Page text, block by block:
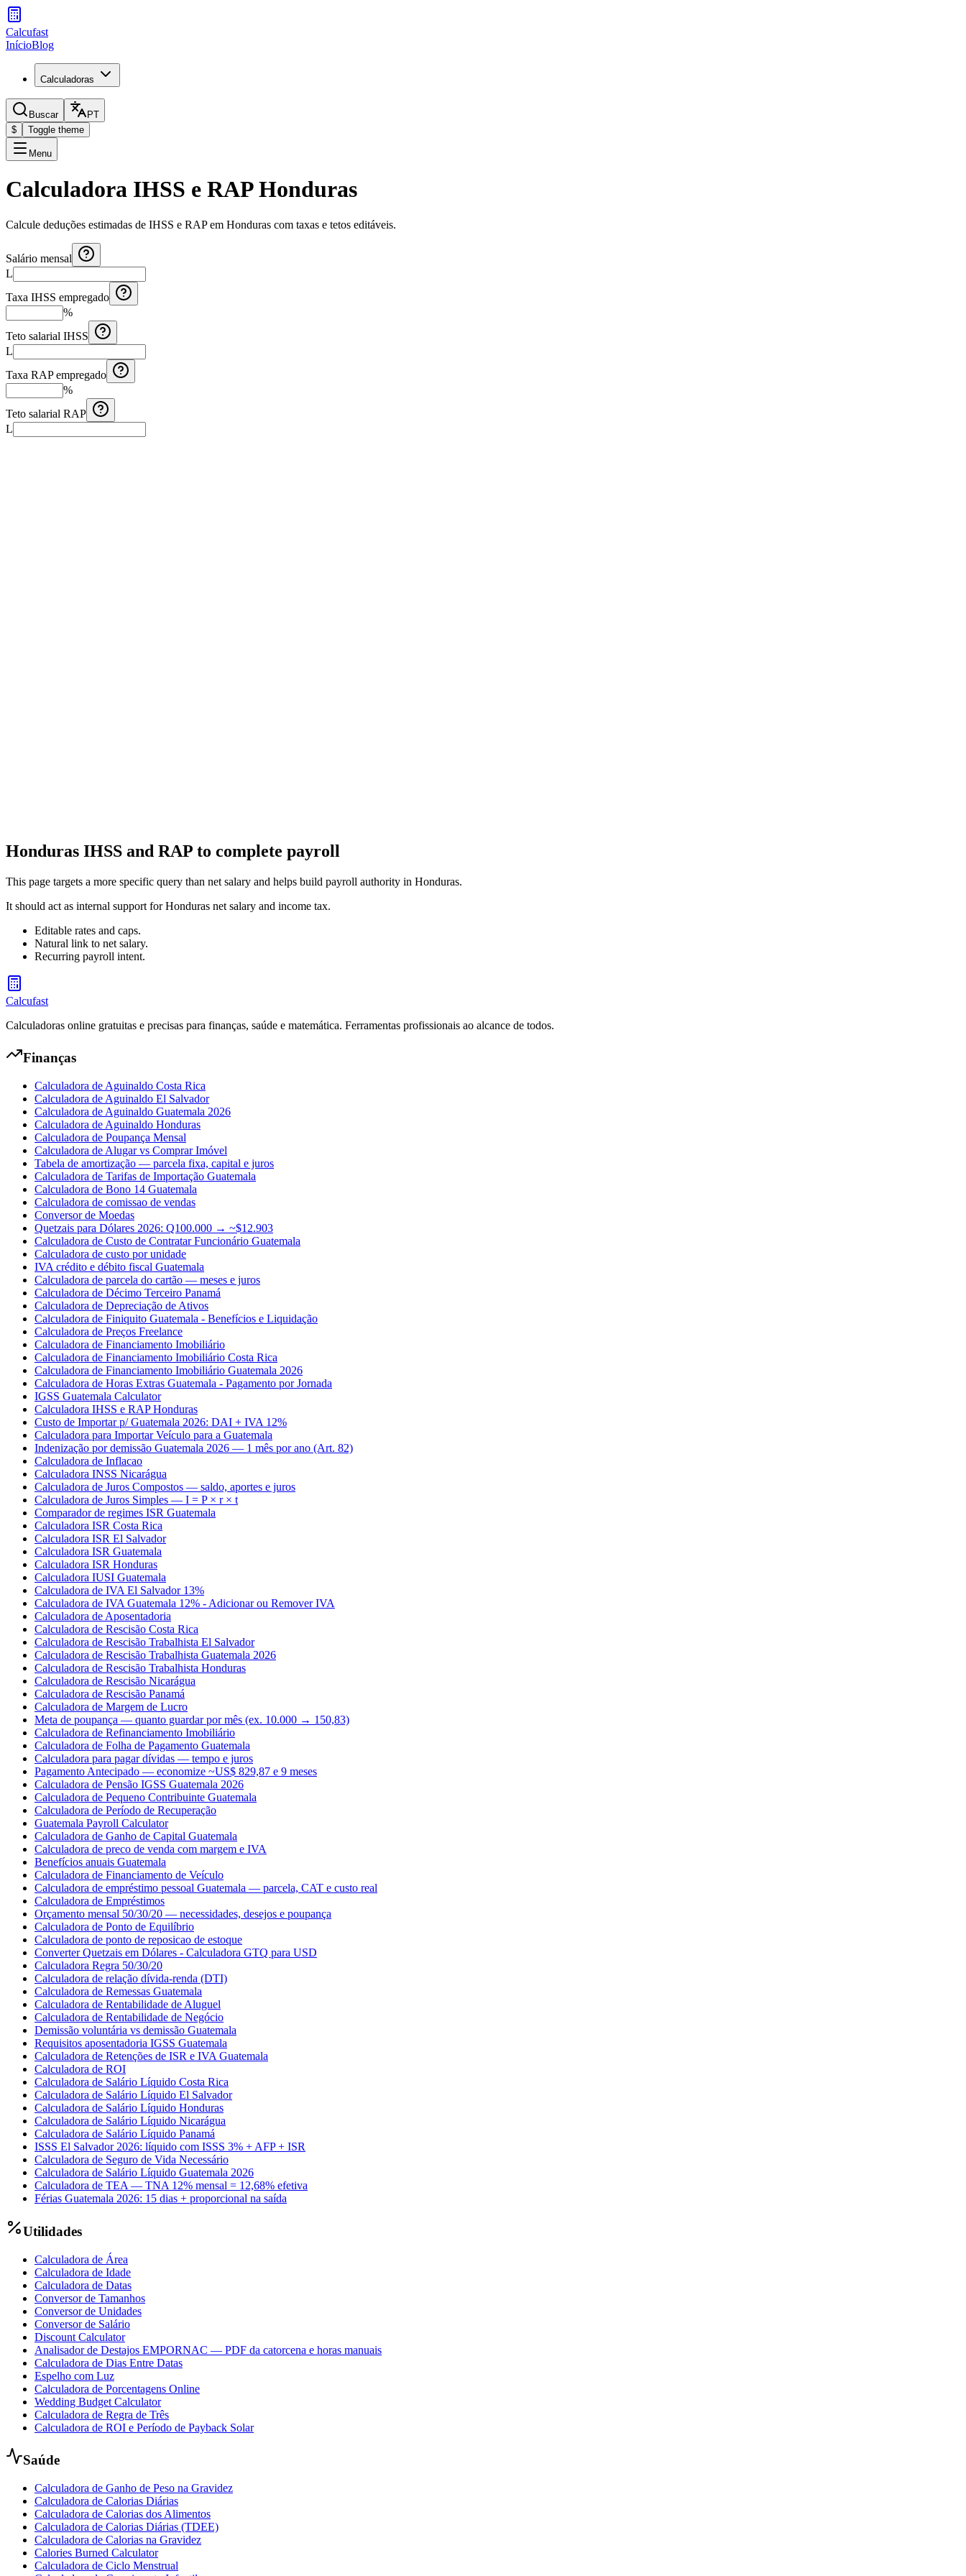
Calcufast
InícioBlog
Calculadoras
Buscar
PT
$
Toggle theme
Menu
Calculadora IHSS e RAP Honduras
Calcule deduções estimadas de IHSS e RAP em Honduras com taxas e tetos editáveis.
Salário mensal
L
Taxa IHSS empregado
%
Teto salarial IHSS
L
Taxa RAP empregado
%
Teto salarial RAP
L
Calcule seu aguinaldo (13º salário) conforme a lei trabalhista da Guatemala
Honduras IHSS and RAP to complete payroll
This page targets a more specific query than net salary and helps build payroll authority in Honduras.
It should act as internal support for Honduras net salary and income tax.
Editable rates and caps.
Natural link to net salary.
Recurring payroll intent.
Calcufast
Calculadoras online gratuitas e precisas para finanças, saúde e matemática. Ferramentas profissionais ao alcance de todos.
Finanças
Calculadora de Aguinaldo Costa Rica
Calculadora de Aguinaldo El Salvador
Calculadora de Aguinaldo Guatemala 2026
Calculadora de Aguinaldo Honduras
Calculadora de Poupança Mensal
Calculadora de Alugar vs Comprar Imóvel
Tabela de amortização — parcela fixa, capital e juros
Calculadora de Tarifas de Importação Guatemala
Calculadora de Bono 14 Guatemala
Calculadora de comissao de vendas
Conversor de Moedas
Quetzais para Dólares 2026: Q100.000 → ~$12.903
Calculadora de Custo de Contratar Funcionário Guatemala
Calculadora de custo por unidade
IVA crédito e débito fiscal Guatemala
Calculadora de parcela do cartão — meses e juros
Calculadora de Décimo Terceiro Panamá
Calculadora de Depreciação de Ativos
Calculadora de Finiquito Guatemala - Benefícios e Liquidação
Calculadora de Preços Freelance
Calculadora de Financiamento Imobiliário
Calculadora de Financiamento Imobiliário Costa Rica
Calculadora de Financiamento Imobiliário Guatemala 2026
Calculadora de Horas Extras Guatemala - Pagamento por Jornada
IGSS Guatemala Calculator
Calculadora IHSS e RAP Honduras
Custo de Importar p/ Guatemala 2026: DAI + IVA 12%
Calculadora para Importar Veículo para a Guatemala
Indenização por demissão Guatemala 2026 — 1 mês por ano (Art. 82)
Calculadora de Inflacao
Calculadora INSS Nicarágua
Calculadora de Juros Compostos — saldo, aportes e juros
Calculadora de Juros Simples — I = P × r × t
Comparador de regimes ISR Guatemala
Calculadora ISR Costa Rica
Calculadora ISR El Salvador
Calculadora ISR Guatemala
Calculadora ISR Honduras
Calculadora IUSI Guatemala
Calculadora de IVA El Salvador 13%
Calculadora de IVA Guatemala 12% - Adicionar ou Remover IVA
Calculadora de Aposentadoria
Calculadora de Rescisão Costa Rica
Calculadora de Rescisão Trabalhista El Salvador
Calculadora de Rescisão Trabalhista Guatemala 2026
Calculadora de Rescisão Trabalhista Honduras
Calculadora de Rescisão Nicarágua
Calculadora de Rescisão Panamá
Calculadora de Margem de Lucro
Meta de poupança — quanto guardar por mês (ex. 10.000 → 150,83)
Calculadora de Refinanciamento Imobiliário
Calculadora de Folha de Pagamento Guatemala
Calculadora para pagar dívidas — tempo e juros
Pagamento Antecipado — economize ~US$ 829,87 e 9 meses
Calculadora de Pensão IGSS Guatemala 2026
Calculadora de Pequeno Contribuinte Guatemala
Calculadora de Período de Recuperação
Guatemala Payroll Calculator
Calculadora de Ganho de Capital Guatemala
Calculadora de preco de venda com margem e IVA
Benefícios anuais Guatemala
Calculadora de Financiamento de Veículo
Calculadora de empréstimo pessoal Guatemala — parcela, CAT e custo real
Calculadora de Empréstimos
Orçamento mensal 50/30/20 — necessidades, desejos e poupança
Calculadora de Ponto de Equilíbrio
Calculadora de ponto de reposicao de estoque
Converter Quetzais em Dólares - Calculadora GTQ para USD
Calculadora Regra 50/30/20
Calculadora de relação dívida-renda (DTI)
Calculadora de Remessas Guatemala
Calculadora de Rentabilidade de Aluguel
Calculadora de Rentabilidade de Negócio
Demissão voluntária vs demissão Guatemala
Requisitos aposentadoria IGSS Guatemala
Calculadora de Retenções de ISR e IVA Guatemala
Calculadora de ROI
Calculadora de Salário Líquido Costa Rica
Calculadora de Salário Líquido El Salvador
Calculadora de Salário Líquido Honduras
Calculadora de Salário Líquido Nicarágua
Calculadora de Salário Líquido Panamá
ISSS El Salvador 2026: líquido com ISSS 3% + AFP + ISR
Calculadora de Seguro de Vida Necessário
Calculadora de Salário Líquido Guatemala 2026
Calculadora de TEA — TNA 12% mensal = 12,68% efetiva
Férias Guatemala 2026: 15 dias + proporcional na saída
Utilidades
Calculadora de Área
Calculadora de Idade
Calculadora de Datas
Conversor de Tamanhos
Conversor de Unidades
Conversor de Salário
Discount Calculator
Analisador de Destajos EMPORNAC — PDF da catorcena e horas manuais
Calculadora de Dias Entre Datas
Espelho com Luz
Calculadora de Porcentagens Online
Wedding Budget Calculator
Calculadora de Regra de Três
Calculadora de ROI e Período de Payback Solar
Saúde
Calculadora de Ganho de Peso na Gravidez
Calculadora de Calorias Diárias
Calculadora de Calorias dos Alimentos
Calculadora de Calorias Diárias (TDEE)
Calculadora de Calorias na Gravidez
Calories Burned Calculator
Calculadora de Ciclo Menstrual